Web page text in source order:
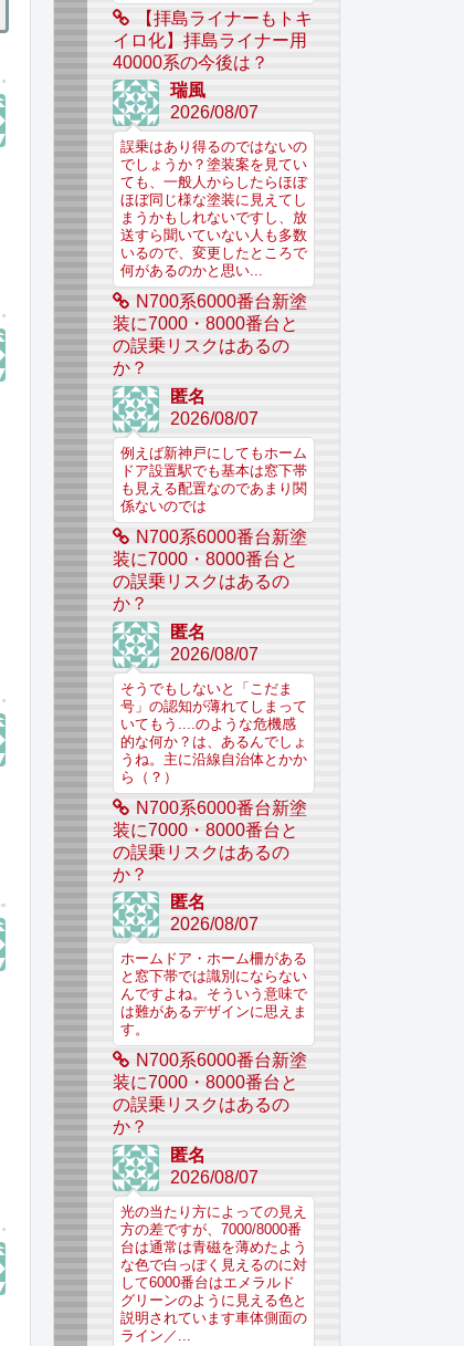
【拝島ライナーもトキ
イロ化】拝島ライナー用
40000系の今後は？
瑞風
2026/08/07
誤乗はあり得るのではないの
でしょうか？塗装案を見てい
ても、一般人からしたらほぼ
ほぼ同じ様な塗装に見えてし
まうかもしれないですし、放
送すら聞いていない人も多数
いるので、変更したところで
何があるのかと思い...
N700系6000番台新塗
装に7000・8000番台と
の誤乗リスクはあるの
か？
匿名
2026/08/07
例えば新神戸にしてもホーム
ドア設置駅でも基本は窓下帯
も見える配置なのであまり関
係ないのでは
N700系6000番台新塗
装に7000・8000番台と
の誤乗リスクはあるの
か？
匿名
2026/08/07
そうでもしないと「こだま
号」の認知が薄れてしまって
いてもう....のような危機感
的な何か？は、あるんでしょ
うね。主に沿線自治体とかか
ら（？）
N700系6000番台新塗
装に7000・8000番台と
の誤乗リスクはあるの
か？
匿名
2026/08/07
ホームドア・ホーム柵がある
と窓下帯では識別にならない
んですよね。そういう意味で
は難があるデザインに思えま
す。
N700系6000番台新塗
装に7000・8000番台と
の誤乗リスクはあるの
か？
匿名
2026/08/07
光の当たり方によっての見え
方の差ですが、7000/8000番
台は通常は青磁を薄めたよう
な色で白っぽく見えるのに対
して6000番台はエメラルド
グリーンのように見える色と
説明されています車体側面の
ライン／...